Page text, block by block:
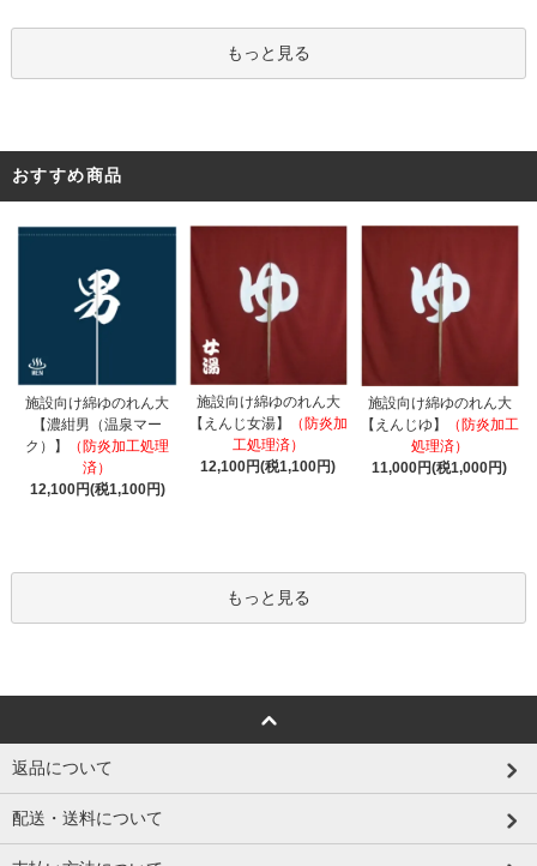
もっと見る
おすすめ商品
施設向け綿ゆのれん大
【濃紺男（温泉マー
ク）】
（防炎加工処理
済）
12,100円(税1,100円)
施設向け綿ゆのれん大
【えんじ女湯】
（防炎加
工処理済）
12,100円(税1,100円)
施設向け綿ゆのれん大
【えんじゆ】
（防炎加工
処理済）
11,000円(税1,000円)
もっと見る
返品について
配送・送料について